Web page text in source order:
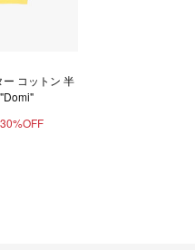
ー コットン 半
30%OFF